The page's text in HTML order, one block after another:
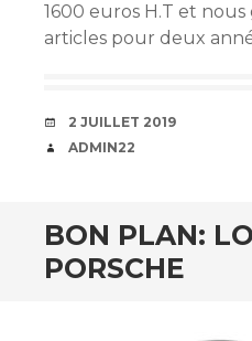
1600 euros H.T et
articles pour deux
DATE
2 JUILLET 2019
AUTEUR
ADMIN22
BON PLAN:
PORSCHE